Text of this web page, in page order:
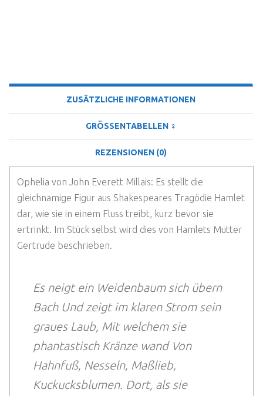
ZUSÄTZLICHE INFORMATIONEN
GRÖSSENTABELLEN ♀
REZENSIONEN (0)
Ophelia von John Everett Millais: Es stellt die
gleichnamige Figur aus Shakespeares Tragödie Hamlet
dar, wie sie in einem Fluss treibt, kurz bevor sie
ertrinkt. Im Stück selbst wird dies von Hamlets Mutter
Gertrude beschrieben.
Es neigt ein Weidenbaum sich übern
Bach Und zeigt im klaren Strom sein
graues Laub, Mit welchem sie
phantastisch Kränze wand Von
Hahnfuß, Nesseln, Maßlieb,
Kuckucksblumen. Dort, als sie